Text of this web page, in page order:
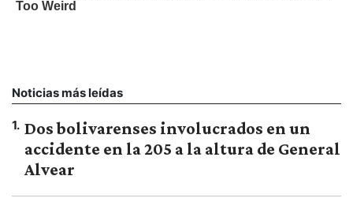
Noticias más leídas
1. Dos bolivarenses involucrados en un
accidente en la 205 a la altura de General
Alvear